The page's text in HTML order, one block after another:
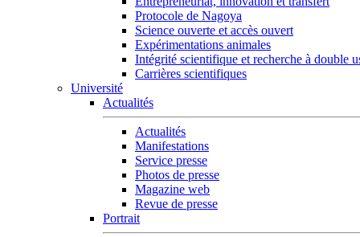
Protocole de Nagoya
Science ouverte et accès ouvert
Expérimentations animales
Intégrité scientifique et recherche à double
Carrières scientifiques
Université
Actualités
Actualités
Manifestations
Service presse
Photos de presse
Magazine web
Revue de presse
Portrait